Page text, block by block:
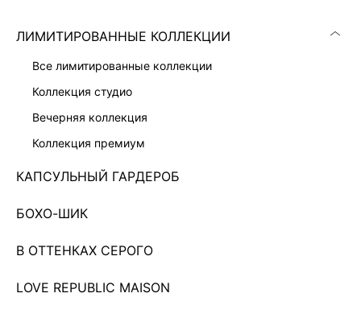
ЛИМИТИРОВАННЫЕ КОЛЛЕКЦИИ
все лимитированные коллекции
коллекция студио
вечерняя коллекция
коллекция премиум
КАПСУЛЬНЫЙ ГАРДЕРОБ
БОХО-ШИК
В ОТТЕНКАХ СЕРОГО
LOVE REPUBLIC MAISON
6 599 ₽-39%3 999 ₽
ЭКСКЛЮЗИВНО ОНЛАЙН